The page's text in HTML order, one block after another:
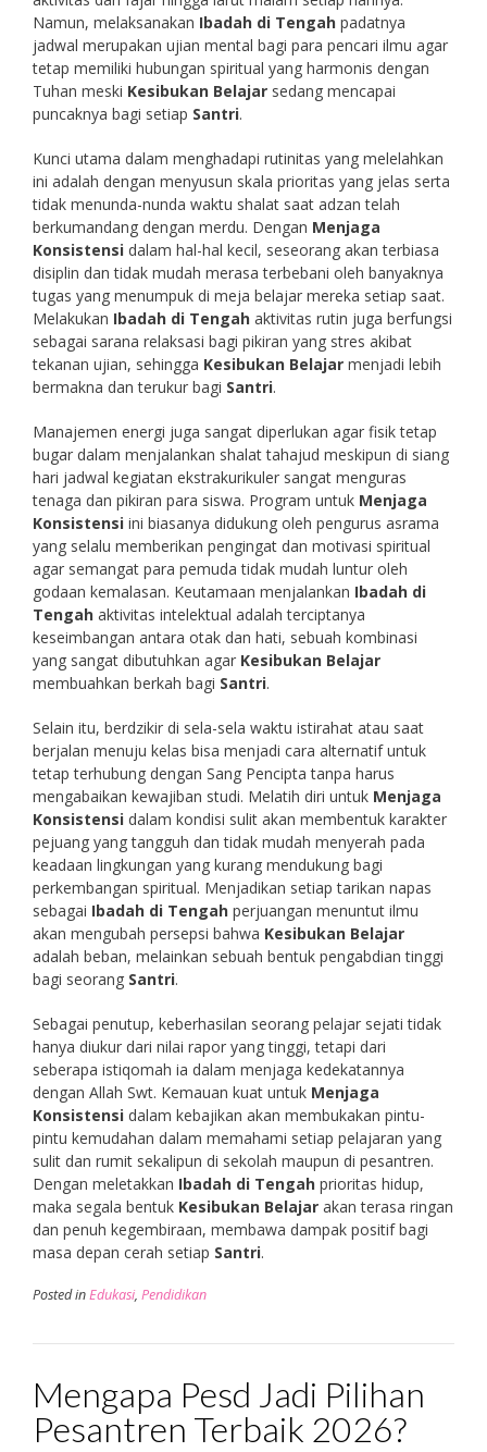
Namun, melaksanakan Ibadah di Tengah padatnya
jadwal merupakan ujian mental bagi para pencari ilmu agar
tetap memiliki hubungan spiritual yang harmonis dengan
Tuhan meski Kesibukan Belajar sedang mencapai
puncaknya bagi setiap Santri.
Kunci utama dalam menghadapi rutinitas yang melelahkan
ini adalah dengan menyusun skala prioritas yang jelas serta
tidak menunda-nunda waktu shalat saat adzan telah
berkumandang dengan merdu. Dengan Menjaga
Konsistensi dalam hal-hal kecil, seseorang akan terbiasa
disiplin dan tidak mudah merasa terbebani oleh banyaknya
tugas yang menumpuk di meja belajar mereka setiap saat.
Melakukan Ibadah di Tengah aktivitas rutin juga berfungsi
sebagai sarana relaksasi bagi pikiran yang stres akibat
tekanan ujian, sehingga Kesibukan Belajar menjadi lebih
bermakna dan terukur bagi Santri.
Manajemen energi juga sangat diperlukan agar fisik tetap
bugar dalam menjalankan shalat tahajud meskipun di siang
hari jadwal kegiatan ekstrakurikuler sangat menguras
tenaga dan pikiran para siswa. Program untuk Menjaga
Konsistensi ini biasanya didukung oleh pengurus asrama
yang selalu memberikan pengingat dan motivasi spiritual
agar semangat para pemuda tidak mudah luntur oleh
godaan kemalasan. Keutamaan menjalankan Ibadah di
Tengah aktivitas intelektual adalah terciptanya
keseimbangan antara otak dan hati, sebuah kombinasi
yang sangat dibutuhkan agar Kesibukan Belajar
membuahkan berkah bagi Santri.
Selain itu, berdzikir di sela-sela waktu istirahat atau saat
berjalan menuju kelas bisa menjadi cara alternatif untuk
tetap terhubung dengan Sang Pencipta tanpa harus
mengabaikan kewajiban studi. Melatih diri untuk Menjaga
Konsistensi dalam kondisi sulit akan membentuk karakter
pejuang yang tangguh dan tidak mudah menyerah pada
keadaan lingkungan yang kurang mendukung bagi
perkembangan spiritual. Menjadikan setiap tarikan napas
sebagai Ibadah di Tengah perjuangan menuntut ilmu
akan mengubah persepsi bahwa Kesibukan Belajar
adalah beban, melainkan sebuah bentuk pengabdian tinggi
bagi seorang Santri.
Sebagai penutup, keberhasilan seorang pelajar sejati tidak
hanya diukur dari nilai rapor yang tinggi, tetapi dari
seberapa istiqomah ia dalam menjaga kedekatannya
dengan Allah Swt. Kemauan kuat untuk Menjaga
Konsistensi dalam kebajikan akan membukakan pintu-
pintu kemudahan dalam memahami setiap pelajaran yang
sulit dan rumit sekalipun di sekolah maupun di pesantren.
Dengan meletakkan Ibadah di Tengah prioritas hidup,
maka segala bentuk Kesibukan Belajar akan terasa ringan
dan penuh kegembiraan, membawa dampak positif bagi
masa depan cerah setiap Santri.
Posted inEdukasi, Pendidikan
Mengapa Pesd Jadi Pilihan
Pesantren Terbaik 2026?